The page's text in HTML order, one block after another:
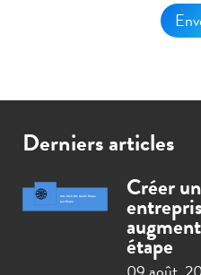
Derniers articles
Créer
étape